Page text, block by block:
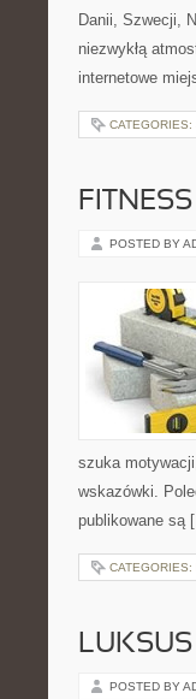
Danii, Szwecji,
niezwykłą
internetowe
CATEGORIES:
POSTED BY
szuka
wskazówki.
publikowane są
CATEGORIES:
POSTED BY